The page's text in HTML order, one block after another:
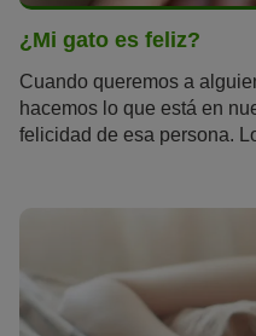
¿Mi gato es feliz?
Cuando queremos a
hacemos lo que está en
felicidad de esa persona.
Puedes estar seguro de
naturaleza y necesidades,
Esto incluye
idóneos, correspondientes